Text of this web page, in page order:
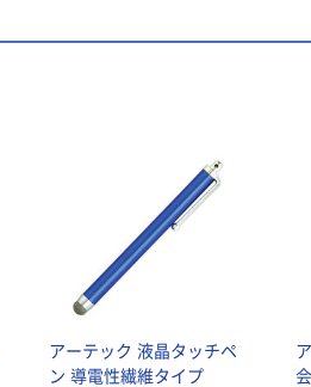
アーテック 液晶タッチペ
ン 導電性繊維タイプ
ティッシュペー
パー ボックス
モカ 200組 5個
ナルティッシュ
PEFC認証